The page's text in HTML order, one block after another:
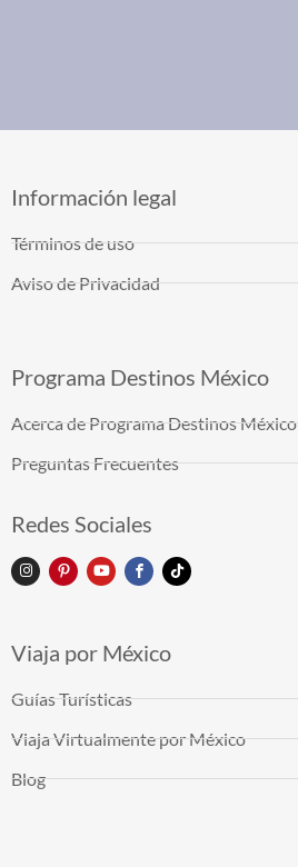
Información legal
Términos de uso
Aviso de Privacidad
Programa Destinos México
Acerca de Programa Destinos México
Preguntas Frecuentes
Redes Sociales
Viaja por México
Guías Turísticas
Viaja Virtualmente por México
Blog